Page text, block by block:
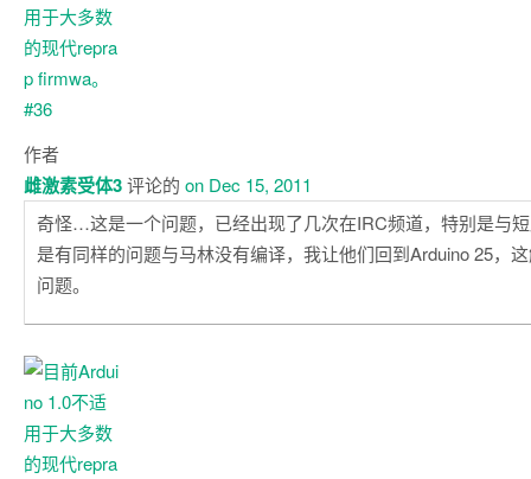
作者
雌激素受体3评论的 on Dec 15, 2011
奇怪…这是一个问题，已经出现了几次在IRC频道，特别是与
是有同样的问题与马林没有编译，我让他们回到Arduino 25，
问题。